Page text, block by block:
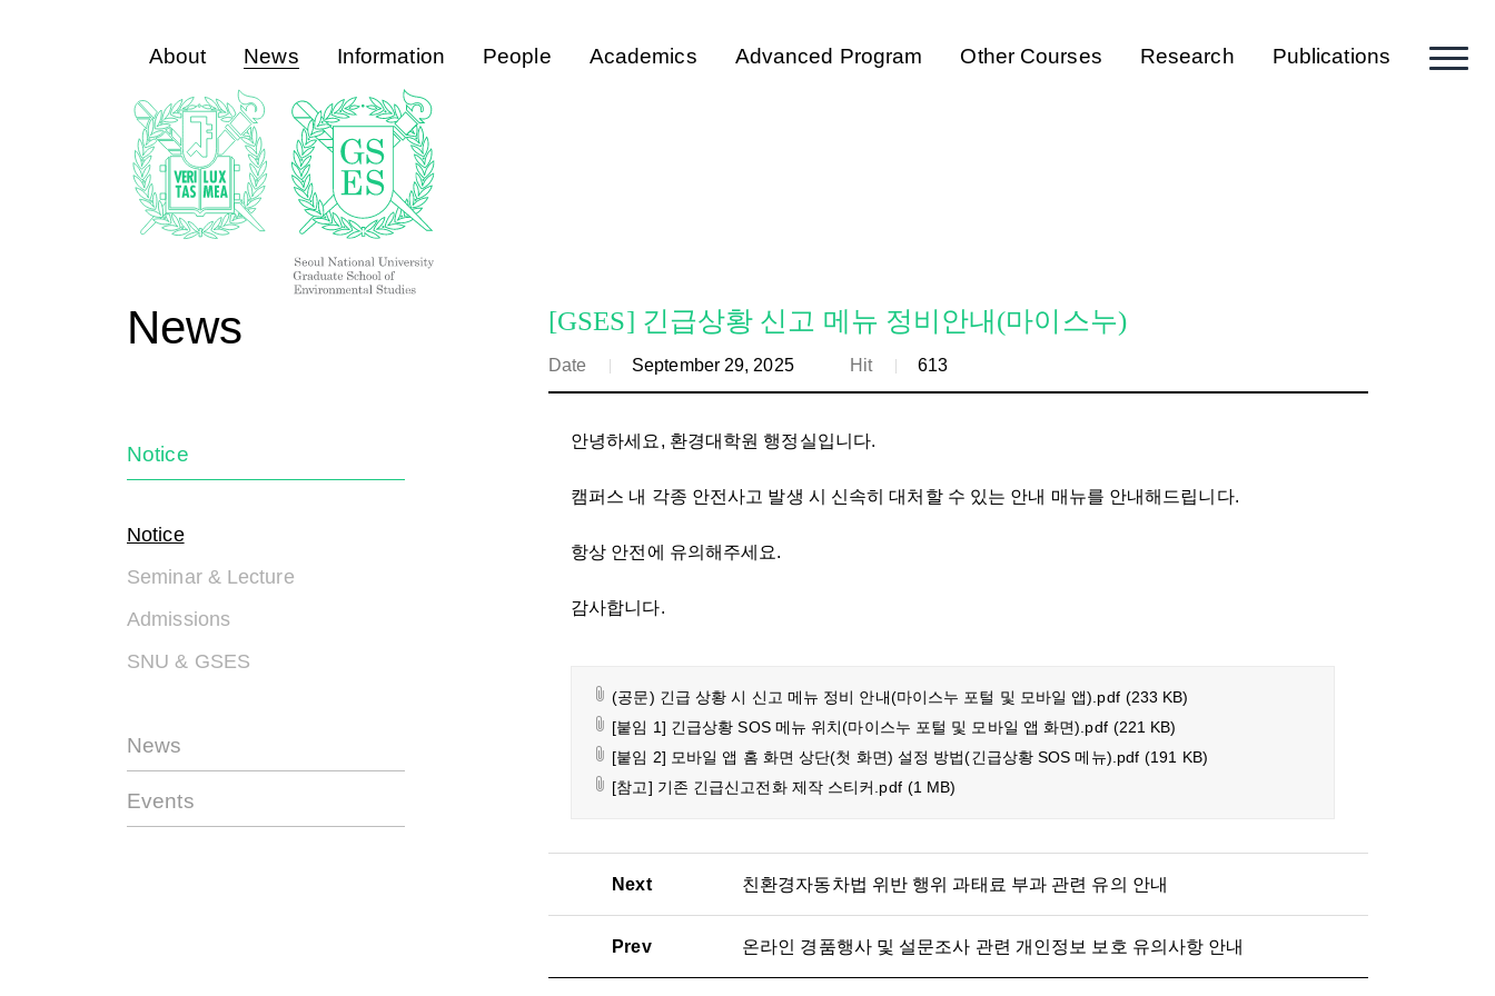
About News Information People Academics Advanced Program Other Courses Research Publications
News
Notice
Notice
Seminar & Lecture
Admissions
SNU & GSES
News
Events
[GSES] 긴급상황 신고 메뉴 정비안내(마이스누)
Date September 29, 2025 Hit 613
안녕하세요, 환경대학원 행정실입니다.
캠퍼스 내 각종 안전사고 발생 시 신속히 대처할 수 있는 안내 매뉴를 안내해드립니다.
항상 안전에 유의해주세요.
감사합니다.
(공문) 긴급 상황 시 신고 메뉴 정비 안내(마이스누 포털 및 모바일 앱).pdf (233 KB)
[붙임 1] 긴급상황 SOS 메뉴 위치(마이스누 포털 및 모바일 앱 화면).pdf (221 KB)
[붙임 2] 모바일 앱 홈 화면 상단(첫 화면) 설정 방법(긴급상황 SOS 메뉴).pdf (191 KB)
[참고] 기존 긴급신고전화 제작 스티커.pdf (1 MB)
Next 친환경자동차법 위반 행위 과태료 부과 관련 유의 안내
Prev 온라인 경품행사 및 설문조사 관련 개인정보 보호 유의사항 안내